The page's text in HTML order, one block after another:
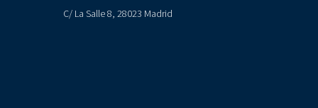
C/ La Salle 8, 28023 Madrid